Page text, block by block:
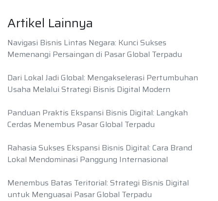
Artikel Lainnya
Navigasi Bisnis Lintas Negara: Kunci Sukses
Memenangi Persaingan di Pasar Global Terpadu
Dari Lokal Jadi Global: Mengakselerasi Pertumbuhan
Usaha Melalui Strategi Bisnis Digital Modern
Panduan Praktis Ekspansi Bisnis Digital: Langkah
Cerdas Menembus Pasar Global Terpadu
Rahasia Sukses Ekspansi Bisnis Digital: Cara Brand
Lokal Mendominasi Panggung Internasional
Menembus Batas Teritorial: Strategi Bisnis Digital
untuk Menguasai Pasar Global Terpadu